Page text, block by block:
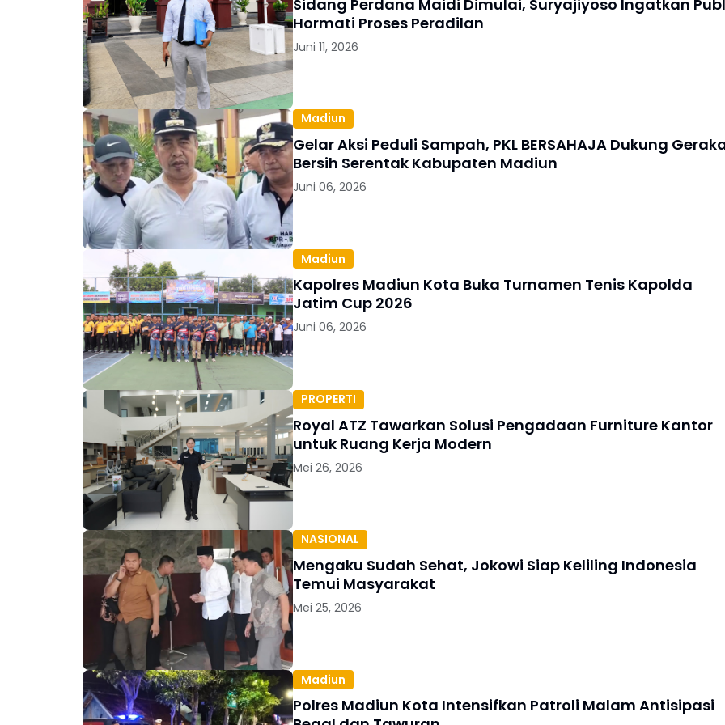
Sidang Perdana Maidi Dimulai, Suryajiyoso Ingatkan
Hormati Proses Peradilan
Juni 11, 2026
Madiun
Gelar Aksi Peduli Sampah, PKL BERSAHAJA Dukung
Bersih Serentak Kabupaten Madiun
Juni 06, 2026
Madiun
Kapolres Madiun Kota Buka Turnamen Tenis Kapolda
Jatim Cup 2026
Juni 06, 2026
PROPERTI
Royal ATZ Tawarkan Solusi Pengadaan Furniture Kantor
untuk Ruang Kerja Modern
Mei 26, 2026
NASIONAL
Mengaku Sudah Sehat, Jokowi Siap Keliling Indonesia
Temui Masyarakat
Mei 25, 2026
Madiun
Polres Madiun Kota Intensifkan Patroli Malam Antisipasi